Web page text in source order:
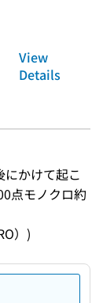
View
Details
かけて起こ
点モノクロ約
）)